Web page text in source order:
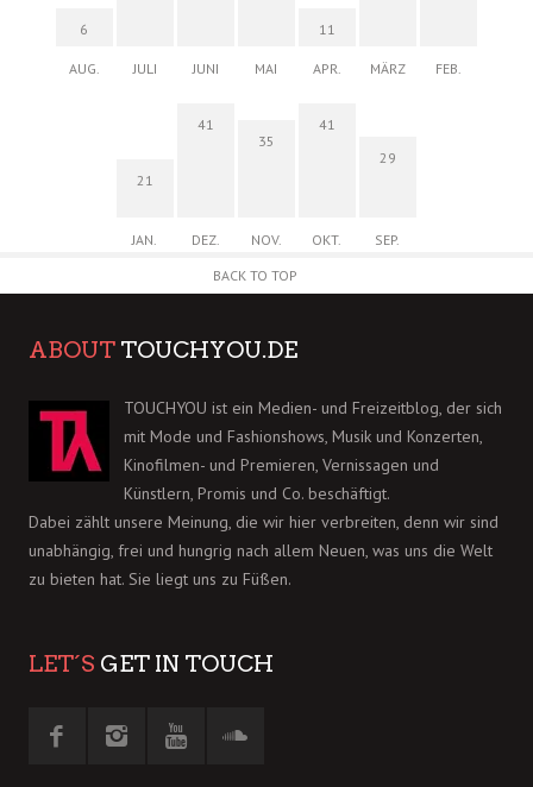
6
AUG. JULI JUNI MAI
11
APR. MÄRZ FEB.
21
JAN.
41
DEZ.
35
NOV.
41
OKT.
29
SEP.
BACK TO TOP
ABOUT TOUCHYOU.DE
TOUCHYOU ist ein Medien- und Freizeitblog, der sich
mit Mode und Fashionshows, Musik und Konzerten,
Kinofilmen- und Premieren, Vernissagen und
Künstlern, Promis und Co. beschäftigt.
Dabei zählt unsere Meinung, die wir hier verbreiten, denn wir sind
unabhängig, frei und hungrig nach allem Neuen, was uns die Welt
zu bieten hat. Sie liegt uns zu Füßen.
LET´S GET IN TOUCH